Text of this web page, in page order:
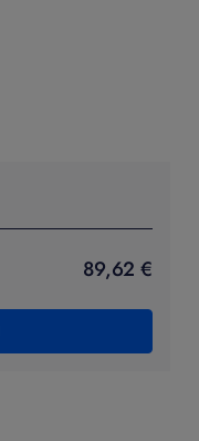
89,62 €